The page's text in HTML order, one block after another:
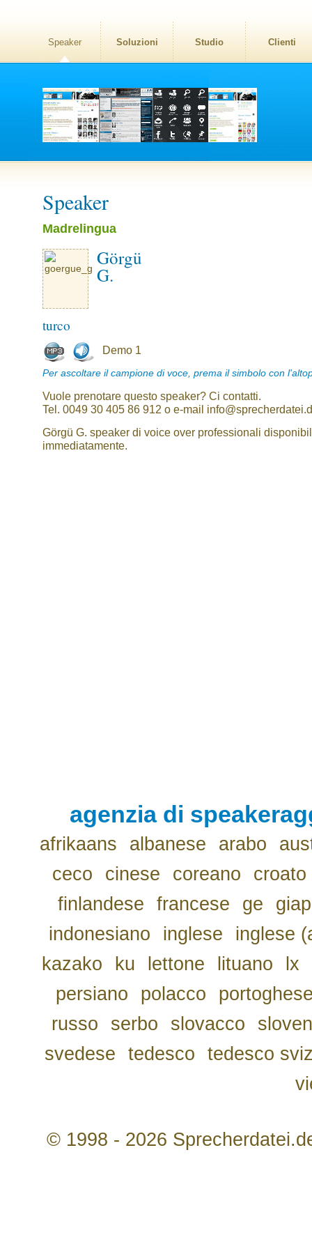
Speaker Soluzioni Studio Clienti
Speaker
Madrelingua
Görgü
G.
turco
Demo 1
Per ascoltare il campione di voce, prema il simbolo con
Vuole prenotare questo speaker? Ci contatti.
Tel. 0049 30 405 86 912 o e-mail
Görgü G. speaker di voice over professionali
immediatamente.
agenzia di
afrikaans albanese arabo
ceco
cinese coreano
croato
finlandese
francese ge
indonesiano
inglese
inglese
kazako
ku lettone lituano lx
persiano
polacco
russo
serbo slovacco
svedese
tedesco
tedesco
© 1998 - 2026